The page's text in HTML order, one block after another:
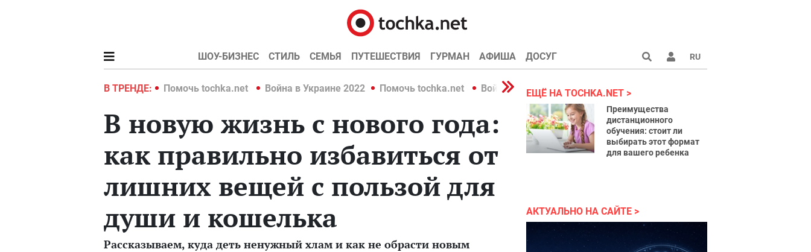
ШОУ-БИЗНЕС СТИЛЬ СЕМЬЯ ПУТЕШЕСТВИЯ ГУРМАН АФИША ДОСУГ RU
В ТРЕНДЕ:
Война в Украине 2022 Помочь tochka.net Война в Украине 2022 Помочь tochka.net Война в Украине 2022
В новую жизнь с нового года:
как правильно избавиться от
лишних вещей с пользой для
души и кошелька
Рассказываем, куда деть ненужный хлам и как не обрасти новым
ЕЩЁ НА TOCHKA.NET
Преимущества
дистанционного
обучения: стоит ли
выбирать этот формат
для вашего ребенка
АКТУАЛЬНО НА САЙТЕ